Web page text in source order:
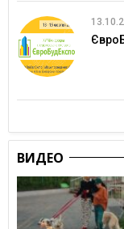
ВИДЕО